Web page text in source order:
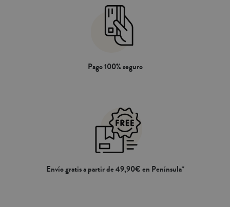
Pago 100% seguro
Envío gratis a partir de 49,90€ en Península*